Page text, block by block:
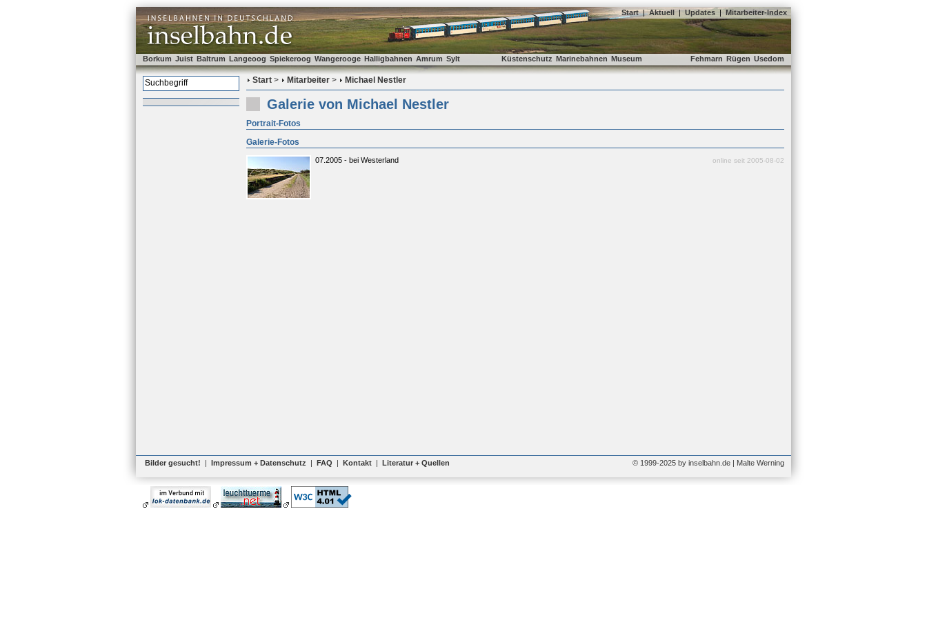
Start | Aktuell | Updates | Mitarbeiter-Index
Borkum Juist Baltrum Langeoog Spiekeroog Wangerooge Halligbahnen Amrum Sylt Küstenschutz Marinebahnen Museum Fehmarn Rügen Usedom
Start > Mitarbeiter > Michael Nestler
Galerie von Michael Nestler
Portrait-Fotos
Galerie-Fotos
07.2005 - bei Westerland online seit 2005-08-02
Bilder gesucht! | Impressum + Datenschutz | FAQ | Kontakt | Literatur + Quellen © 1999-2025 by inselbahn.de | Malte Werning